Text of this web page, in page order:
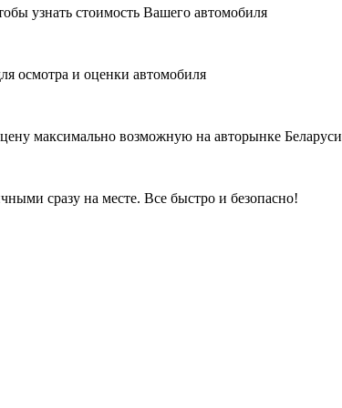
узнать стоимость Вашего автомобиля
осмотра и оценки автомобиля
максимально возможную на авторынке Беларуси
сразу на месте. Все быстро и безопасно!